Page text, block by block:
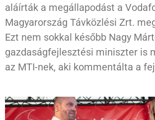
aláírták a megállapodást a
Magyarország Távközlési Zrt.
Ezt nem sokkal később Nagy
gazdaságfejlesztési miniszter is
az MTI-nek, aki kommentálta a